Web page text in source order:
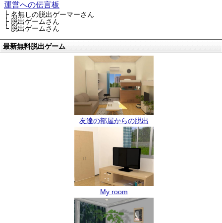
運営への伝言板
├ 名無しの脱出ゲーマーさん
├ 脱出ゲームさん
└ 脱出ゲームさん
最新無料脱出ゲーム
友達の部屋からの脱出
My room